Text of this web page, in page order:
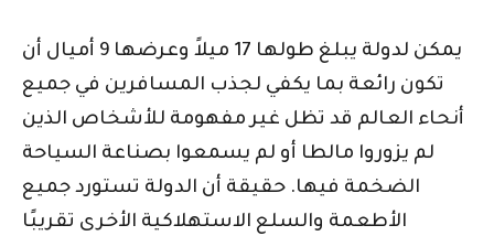
يمكن لدولة يبلغ طولها 17 ميلاً وعرضها 9 أميال أن
تكون رائعة بما يكفي لجذب المسافرين في جميع
أنحاء العالم قد تظل غير مفهومة للأشخاص الذين
لم يزوروا مالطا أو لم يسمعوا بصناعة السياحة
الضخمة فيها. حقيقة أن الدولة تستورد جميع
الأطعمة والسلع الاستهلاكية الأخرى تقريبًا